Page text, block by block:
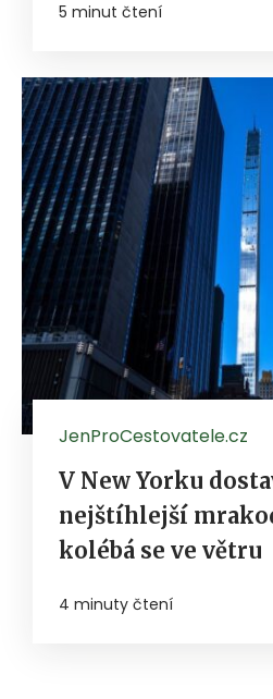
5 minut čtení
JenProCestovatele.cz
V New Yorku
nejštíhlejší
kolébá se ve větru
4 minuty čtení